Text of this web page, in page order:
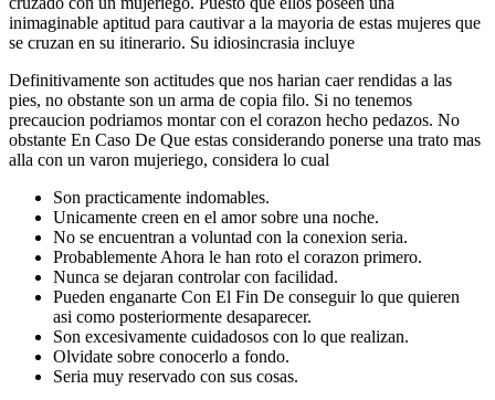
inimaginable aptitud para cautivar a la mayoria de estas mujeres que
se cruzan en su itinerario. Su idiosincrasia incluye
Definitivamente son actitudes que nos harian caer rendidas a las
pies, no obstante son un arma de copia filo. Si no tenemos
precaucion podriamos montar con el corazon hecho pedazos. No
obstante En Caso De Que estas considerando ponerse una trato mas
alla con un varon mujeriego, considera lo cual
Son practicamente indomables.
Unicamente creen en el amor sobre una noche.
No se encuentran a voluntad con la conexion seria.
Probablemente Ahora le han roto el corazon primero.
Nunca se dejaran controlar con facilidad.
Pueden enganarte Con El Fin De conseguir lo que quieren
asi­ como posteriormente desaparecer.
Son excesivamente cuidadosos con lo que realizan.
Olvidate sobre conocerlo a fondo.
Seri­a muy reservado con sus cosas.